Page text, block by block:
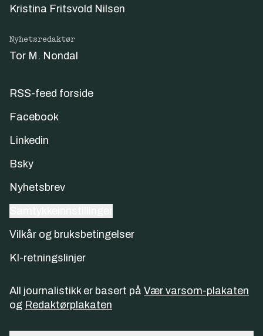
Kristina Fritsvold Nilsen
Nyhetsredaktør
Tor M. Nondal
RSS-feed forside
Facebook
Linkedin
Bsky
Nyhetsbrev
Vilkår og bruksbetingelser
KI-retningslinjer
All journalistikk er basert på Vær varsom-plakaten
og Redaktørplakaten